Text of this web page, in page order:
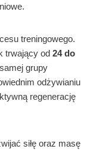
treningowego.
trwający od 24 do
grupy
odżywianiu
regenerację
siłę oraz masę